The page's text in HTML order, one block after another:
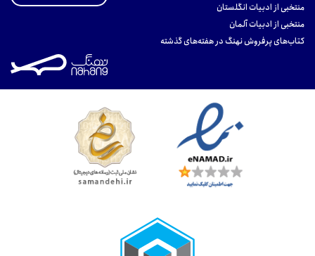
منتخبی از ادبیات انگلستان
منتخبی از ادبیات آلمان
کتاب‌های پرفروش نهنگ در هفته‌های گذشته